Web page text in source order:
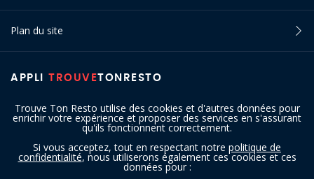
Trouve Ton Resto utilise des cookies et d'autres données pour
enrichir votre expérience et proposer des services en s'assurant
qu'ils fonctionnent correctement.
Si vous acceptez, tout en respectant notre politique de
confidentialité, nous utiliserons également ces cookies et ces
données pour :
APPLI TROUVETONRESTO
Plan du site
SUIVEZ-NOUS